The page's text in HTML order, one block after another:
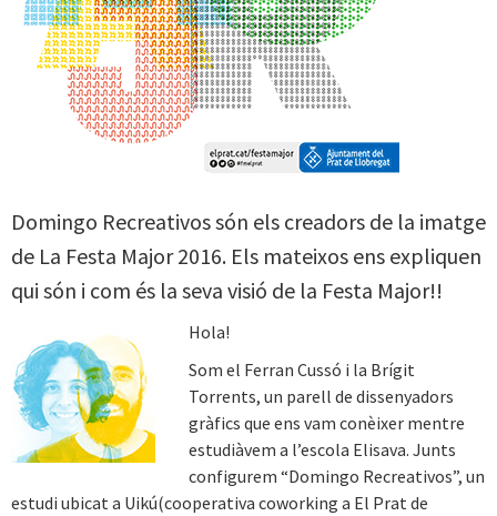
Domingo Recreativos són els creadors de la imatge
de La Festa Major 2016. Els mateixos ens expliquen
qui són i com és la seva visió de la Festa Major!!
Hola!
Som el Ferran Cussó i la Brígit
Torrents, un parell de dissenyadors
gràfics que ens vam conèixer mentre
estudiàvem a l’escola Elisava. Junts
configurem “Domingo Recreativos”, un
estudi ubicat a Uikú(cooperativa coworking a El Prat de